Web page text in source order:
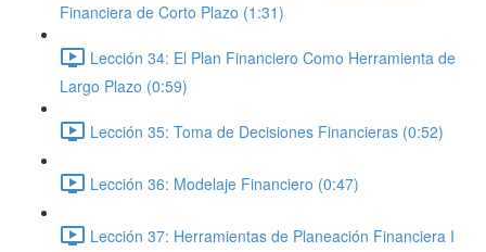
Financiera de Corto Plazo (1:31)
Lección 34: El Plan Financiero Como Herramienta de
Largo Plazo (0:59)
Lección 35: Toma de Decisiones Financieras (0:52)
Lección 36: Modelaje Financiero (0:47)
Lección 37: Herramientas de Planeación Financiera I